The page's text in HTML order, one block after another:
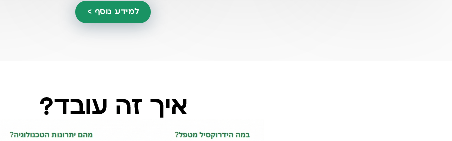
למידע נוסף >
איך זה עובד?